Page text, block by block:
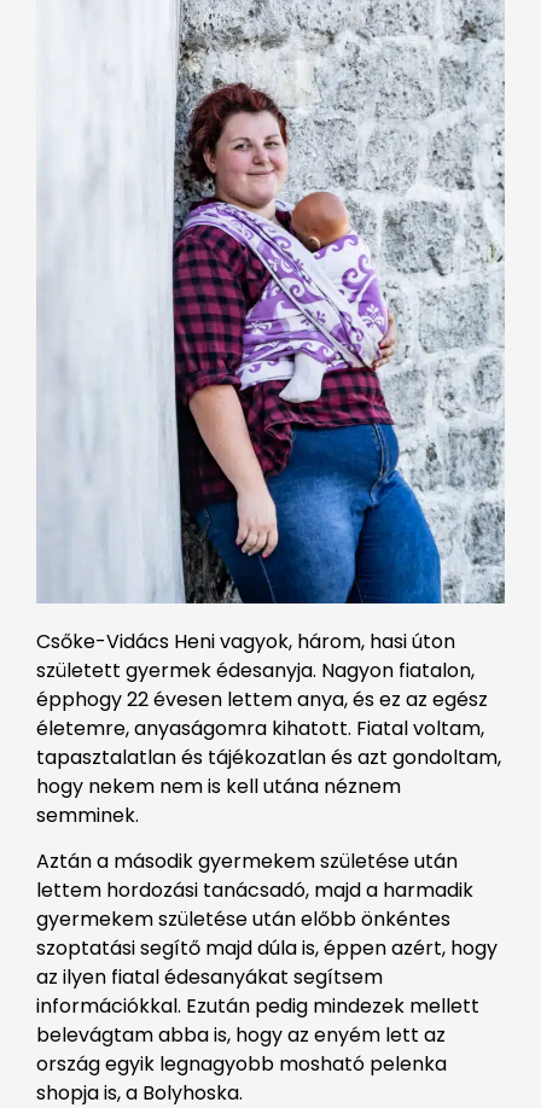
Csőke-Vidács Heni vagyok, három, hasi úton
született gyermek édesanyja. Nagyon fiatalon,
épphogy 22 évesen lettem anya, és ez az egész
életemre, anyaságomra kihatott. Fiatal voltam,
tapasztalatlan és tájékozatlan és azt gondoltam,
hogy nekem nem is kell utána néznem
semminek.
Aztán a második gyermekem születése után
lettem hordozási tanácsadó, majd a harmadik
gyermekem születése után előbb önkéntes
szoptatási segítő majd dúla is, éppen azért, hogy
az ilyen fiatal édesanyákat segítsem
információkkal. Ezután pedig mindezek mellett
belevágtam abba is, hogy az enyém lett az
ország egyik legnagyobb mosható pelenka
shopja is, a Bolyhoska.